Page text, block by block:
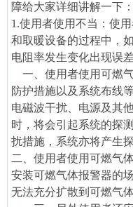
障给大家详细讲解一下
1.使用者使用不当：使
和取暖设备的过程中，
电阻率发生变化出现误
一、使用者使用可燃
防护措施以及系统布线
电磁波干扰、电源及其
时，将会引起系统的探
扰措施，系统亦将产生
二、使用者使用可燃气
安装可燃气体报警器的
无法充分扩散到可燃气